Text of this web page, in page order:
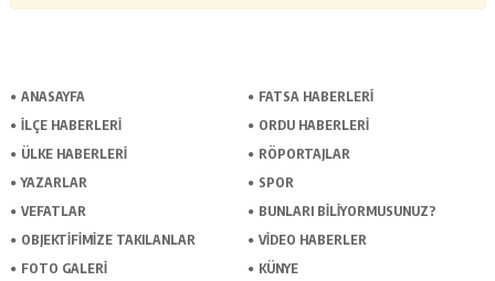
ANASAYFA
FATSA HABERLERI
İLÇE HABERLERI
ORDU HABERLERI
ÜLKE HABERLERI
RÖPORTAJLAR
YAZARLAR
SPOR
VEFATLAR
BUNLARI BILIYORMUSUNUZ?
OBJEKTIFIMIZE TAKILANLAR
VIDEO HABERLER
FOTO GALERI
KÜNYE